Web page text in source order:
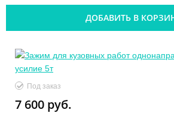
ДОБАВИТЬ В
Под заказ
7 600 руб.